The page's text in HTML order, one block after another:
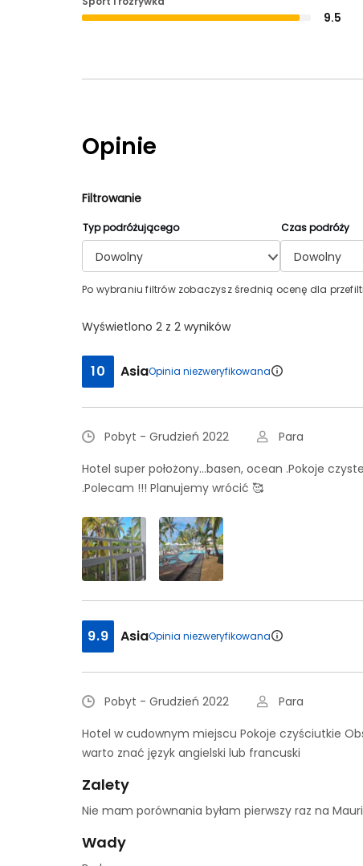
9.5
Opinie
Filtrowanie
Typ podróżującego
Dowolny
Czas podróży
Dowolny
Po wybraniu filtrów zobaczysz średnią ocenę dla
Wyświetlono 2 z 2 wyników
10 AsiaOpinia niezweryfikowana
Pobyt - Grudzień 2022
Para
Hotel super położony...basen, ocean .Pokoje
.Polecam !!! Planujemy wrócić 🥰
9.9 AsiaOpinia niezweryfikowana
Pobyt - Grudzień 2022
Para
Hotel w cudownym miejscu Pokoje czyściutkie
warto znać język angielski lub francuski
Zalety
Nie mam porównania byłam pierwszy raz na
Wady